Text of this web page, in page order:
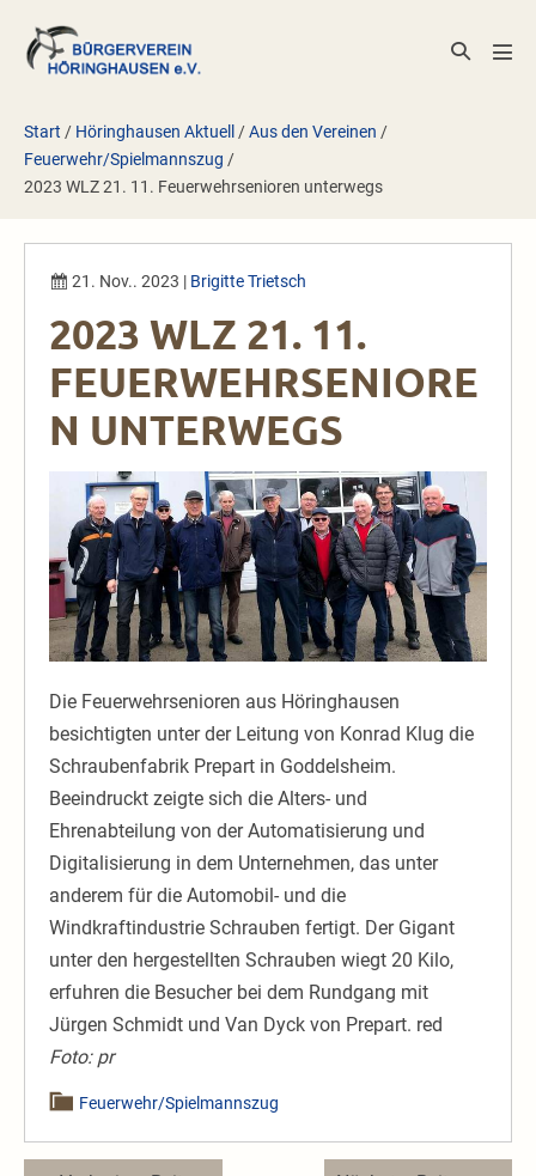
Inhalt
springen
Suche-
Start / Höringhausen Aktuell /Aus den Vereinen /
Feuerwehr/Spielmannszug /
2023 WLZ 21. 11. Feuerwehrsenioren unterwegs
21. Nov.. 2023 | Brigitte Trietsch
2023 WLZ 21. 11.
FEUERWEHRSENIORE
N UNTERWEGS
Die Feuerwehrsenioren aus Höringhausen
besichtigten unter der Leitung von Konrad Klug die
Schraubenfabrik Prepart in Goddelsheim.
Beeindruckt zeigte sich die Alters- und
Ehrenabteilung von der Automatisierung und
Digitalisierung in dem Unternehmen, das unter
anderem für die Automobil- und die
Windkraftindustrie Schrauben fertigt. Der Gigant
unter den hergestellten Schrauben wiegt 20 Kilo,
erfuhren die Besucher bei dem Rundgang mit
Jürgen Schmidt und Van Dyck von Prepart. red
Foto: pr
Feuerwehr/Spielmannszug